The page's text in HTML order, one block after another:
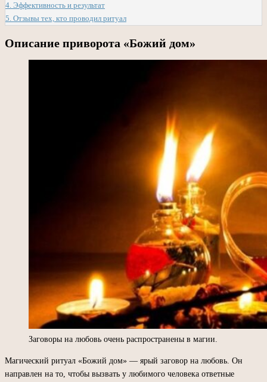
4. Эффективность и результат
5. Отзывы тех, кто проводил ритуал
Описание приворота «Божий дом»
Заговоры на любовь очень распространены в магии.
Магический ритуал «Божий дом» — ярый заговор на любовь. Он
направлен на то, чтобы вызвать у любимого человека ответные